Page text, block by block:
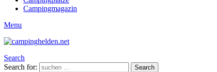
Campingmagazin
Menu
Search
Search for:
Search